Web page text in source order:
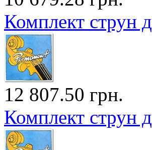
Комплект струн
12 807.50 грн.
Комплект струн